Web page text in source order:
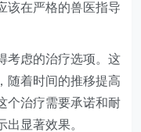
该在严格的兽医指导
考虑的治疗选项。这
随着时间的推移提高
个治疗需要承诺和耐
显著效果。